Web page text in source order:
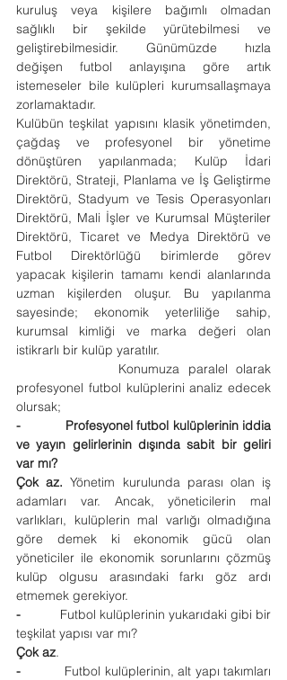
kuruluş veya kişilere bağımlı olmadan
sağlıklı bir şekilde yürütebilmesi ve
geliştirebilmesidir. Günümüzde hızla
değişen futbol anlayışına göre artık
istemeseler bile kulüpleri kurumsallaşmaya
zorlamaktadır.
Kulübün teşkilat yapısını klasik yönetimden,
çağdaş ve profesyonel bir yönetime
dönüştüren yapılanmada; Kulüp İdari
Direktörü, Strateji, Planlama ve İş Geliştirme
Direktörü, Stadyum ve Tesis Operasyonları
Direktörü, Mali İşler ve Kurumsal Müşteriler
Direktörü, Ticaret ve Medya Direktörü ve
Futbol Direktörlüğü birimlerde görev
yapacak kişilerin tamamı kendi alanlarında
uzman kişilerden oluşur. Bu yapılanma
sayesinde; ekonomik yeterliliğe sahip,
kurumsal kimliği ve marka değeri olan
istikrarlı bir kulüp yaratılır.
Konumuza paralel olarak
profesyonel futbol kulüplerini analiz edecek
olursak;
-           Profesyonel futbol kulüplerinin iddia
ve yayın gelirlerinin dışında sabit bir geliri
var mı?
Çok az. Yönetim kurulunda parası olan iş
adamları var. Ancak, yöneticilerin mal
varlıkları, kulüplerin mal varlığı olmadığına
göre demek ki ekonomik gücü olan
yöneticiler ile ekonomik sorunlarını çözmüş
kulüp olgusu arasındaki farkı göz ardı
etmemek gerekiyor.
- Futbol kulüplerinin yukarıdaki gibi bir
teşkilat yapısı var mı?
Çok az.
- Futbol kulüplerinin, alt yapı takımları